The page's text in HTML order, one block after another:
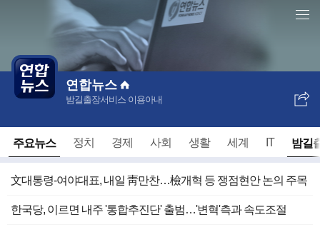
별
홈
연합뉴스
밤길출장서비스 이용아내
보
내
기
주요뉴스 정치 경제 사회 생활 세계 IT 밤길
文대통령-여야대표, 내일 靑만찬…檢개혁 등 쟁점현안 논의 주목
한국당, 이르면 내주 '통합추진단' 출범…'변혁'측과 속도조절